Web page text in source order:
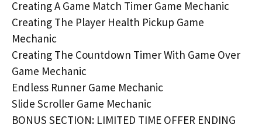
Creating A Game Match Timer Game Mechanic
Creating The Player Health Pickup Game
Mechanic
Creating The Countdown Timer With Game Over
Game Mechanic
Endless Runner Game Mechanic
Slide Scroller Game Mechanic
BONUS SECTION: LIMITED TIME OFFER ENDING